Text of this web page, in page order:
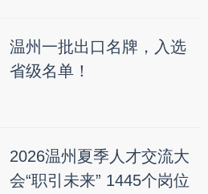
温州一批出口名牌，入选
省级名单！
2026温州夏季人才交流大
会“职引未来” 1445个岗位